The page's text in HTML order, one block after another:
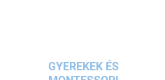
GYEREKEK ÉS